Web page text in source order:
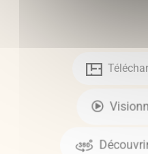
Découvrir